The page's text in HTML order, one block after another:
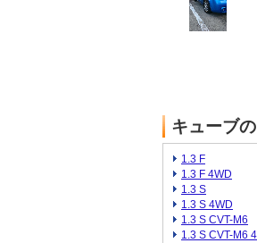
キューブ
1.3 F
1.3 F 4WD
1.3 S
1.3 S 4WD
1.3 S CVT-M6
1.3 S CVT-M6